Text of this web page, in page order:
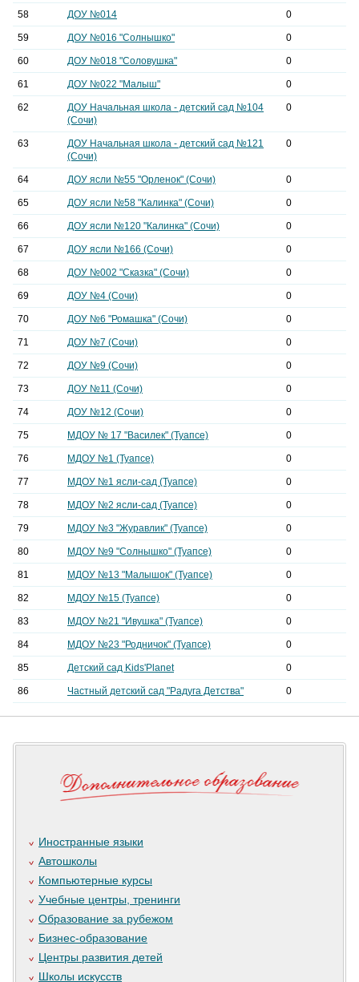
58 ДОУ №014 0
59 ДОУ №016 "Солнышко" 0
60 ДОУ №018 "Соловушка" 0
61 ДОУ №022 "Малыш" 0
62
ДОУ Начальная школа - детский сад №104
(Сочи)
0
63
ДОУ Начальная школа - детский сад №121
(Сочи)
0
64 ДОУ ясли №55 "Орленок" (Сочи) 0
65 ДОУ ясли №58 "Калинка" (Сочи) 0
66 ДОУ ясли №120 "Калинка" (Сочи) 0
67 ДОУ ясли №166 (Сочи) 0
68 ДОУ №002 "Сказка" (Сочи) 0
69 ДОУ №4 (Сочи) 0
70 ДОУ №6 "Ромашка" (Сочи) 0
71 ДОУ №7 (Сочи) 0
72 ДОУ №9 (Сочи) 0
73 ДОУ №11 (Сочи) 0
74 ДОУ №12 (Сочи) 0
75 МДОУ № 17 "Василек" (Туапсе) 0
76 МДОУ №1 (Туапсе) 0
77 МДОУ №1 ясли-сад (Туапсе) 0
78 МДОУ №2 ясли-сад (Туапсе) 0
79 МДОУ №3 "Журавлик" (Туапсе) 0
80 МДОУ №9 "Солнышко" (Туапсе) 0
81 МДОУ №13 "Малышок" (Туапсе) 0
82 МДОУ №15 (Туапсе) 0
83 МДОУ №21 "Ивушка" (Туапсе) 0
84 МДОУ №23 "Родничок" (Туапсе) 0
85 Детский сад Kids'Planet 0
86 Частный детский сад "Радуга Детства" 0
Иностранные языки
Автошколы
Компьютерные курсы
Учебные центры, тренинги
Образование за рубежом
Бизнес-образование
Центры развития детей
Школы искусств